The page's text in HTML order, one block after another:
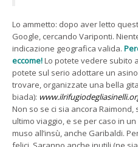
Lo ammetto: dopo aver letto
Google, cercando Variponti.
indicazione geografica valida.
eccome!Lo potete vedere subito
potete sul serio adottare un
trovare, organizzate una bella
biada):
Non so se ci sia ancora
ultimo viaggio, e se per caso in
muso all’insù, anche Garibaldi.